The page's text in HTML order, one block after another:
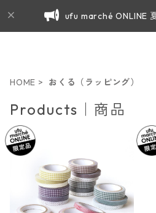
ufu marché ONLINE
HOME おくる（ラッピング）
Products｜商品